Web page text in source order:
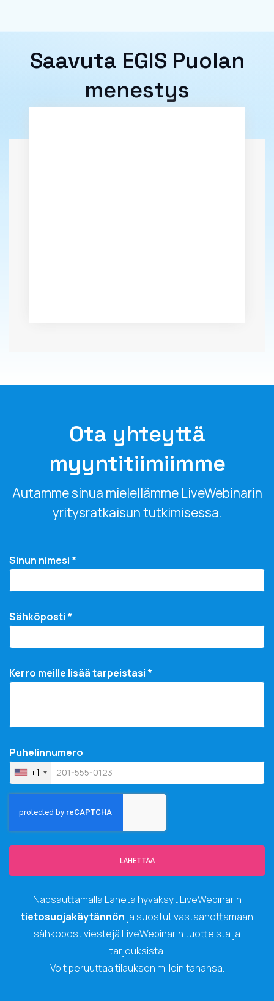
Saavuta EGIS Puolan
menestys
Ota yhteyttä
myyntitiimiimme
Autamme sinua mielellämme LiveWebinarin
yritysratkaisun tutkimisessa.
Sinun nimesi *
Sähköposti *
Kerro meille lisää tarpeistasi *
Puhelinnumero
+1
LÄHETTÄÄ
Napsauttamalla Lähetä hyväksyt LiveWebinarin
tietosuojakäytännön ja suostut vastaanottamaan
sähköpostiviestejä LiveWebinarin tuotteista ja
tarjouksista.
Voit peruuttaa tilauksen milloin tahansa.